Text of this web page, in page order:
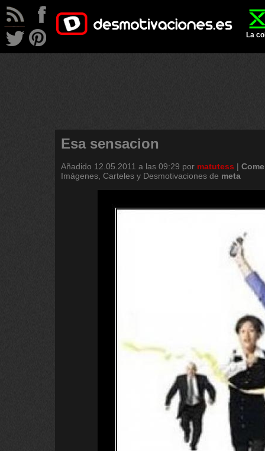
La
Esa sensacion
Añadido 12.05.2011 a las 09:29 por matutess |
Imágenes, Carteles y Desmotivaciones de meta